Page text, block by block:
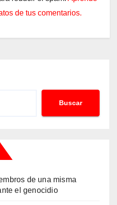
de tus comentarios.
Buscar
de una misma
el genocidio